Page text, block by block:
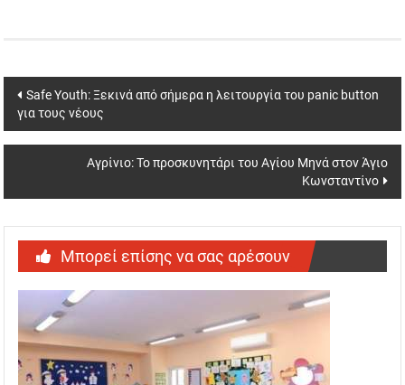
Post
navigation
Safe Youth: Ξεκινά από σήμερα η λειτουργία του panic button
για τους νέους
Αγρίνιο: Το προσκυνητάρι του Αγίου Μηνά στον Άγιο
Κωνσταντίνο
Μπορεί επίσης να σας αρέσουν